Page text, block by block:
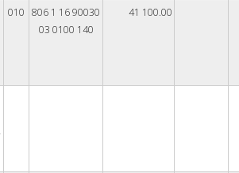
010 806 1 16 90030
03 0100 140
41 100.00